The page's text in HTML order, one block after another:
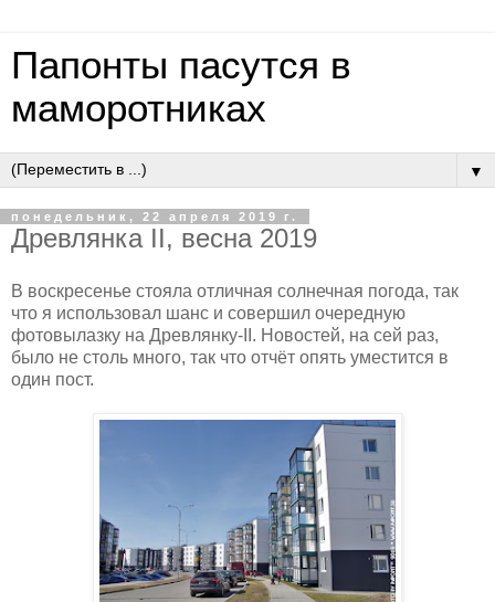
Папонты пасутся в
маморотниках
▼
понедельник, 22 апреля 2019 г.
Древлянка II, весна 2019
В воскресенье стояла отличная солнечная погода, так
что я использовал шанс и совершил очередную
фотовылазку на Древлянку- . Новостей, на сей раз,
было не столь много, так что отчёт опять уместится в
один пост.